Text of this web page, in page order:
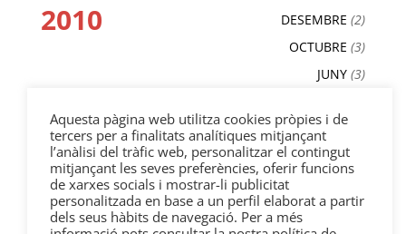
2010 DESEMBRE (2)
OCTUBRE (3)
JUNY (3)
ABRIL
MARÇ
GENER (1)
Aquesta pàgina web utilitza cookies pròpies i de
tercers per a finalitats analítiques mitjançant
l’anàlisi del tràfic web, personalitzar el contingut
mitjançant les seves preferències, oferir funcions
de xarxes socials i mostrar-li publicitat
personalitzada en base a un perfil elaborat a partir
dels seus hàbits de navegació. Per a més